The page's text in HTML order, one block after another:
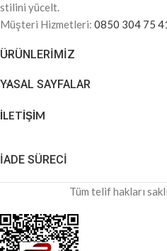
stilini yücelt.
Müşteri Hizmetleri: 0850 304 75
ÜRÜNLERIMIZ
YASAL SAYFALAR
İLETİŞİM
İADE SÜRECİ
Tüm telif hakları